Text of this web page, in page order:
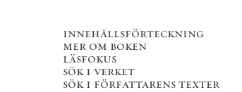
innehållsförteckning
mer om boken
läsfokus
sök i verket
sök i författarens texter